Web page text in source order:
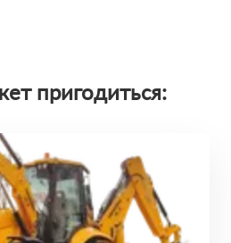
пригодиться: